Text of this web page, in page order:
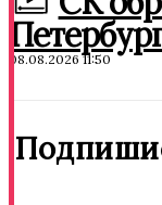
08.08.2026 11:50